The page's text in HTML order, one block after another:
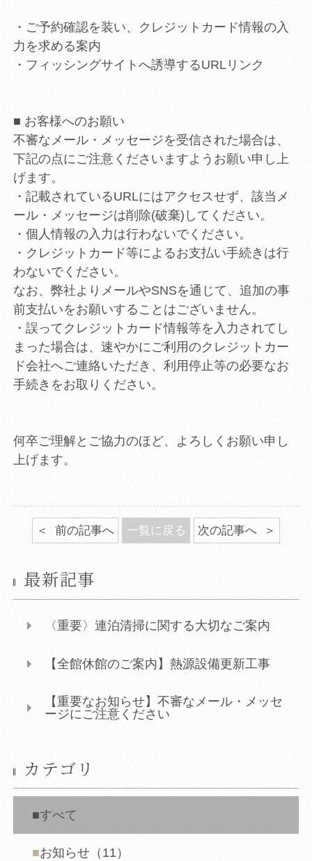
・ご予約確認を装い、クレジットカード情報の入
力を求める案内
・フィッシングサイトへ誘導するURLリンク
■ お客様へのお願い
不審なメール・メッセージを受信された場合は、
下記の点にご注意くださいますようお願い申し上
げます。
・記載されているURLにはアクセスせず、該当メ
ール・メッセージは削除(破棄)してください。
・個人情報の入力は行わないでください。
・クレジットカード等によるお支払い手続きは行
わないでください。
なお、弊社よりメールやSNSを通じて、追加の事
前支払いをお願いすることはございません。
・誤ってクレジットカード情報等を入力されてし
まった場合は、速やかにご利用のクレジットカー
ド会社へご連絡いただき、利用停止等の必要なお
手続きをお取りください。
何卒ご理解とご協力のほど、よろしくお願い申し
上げます。
前の記事へ 一覧に戻る 次の記事へ
最新記事
〈重要〉連泊清掃に関する大切なご案内
【全館休館のご案内】熱源設備更新工事
【重要なお知らせ】不審なメール・メッセ
ージにご注意ください
カテゴリ
すべて
お知らせ（11）